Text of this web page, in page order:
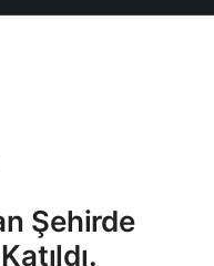
Şehirde